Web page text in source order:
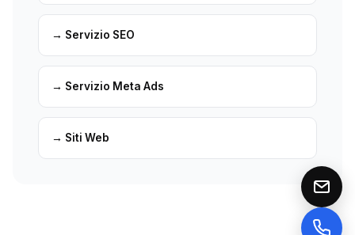
→ Servizio SEO
→ Servizio Meta Ads
→ Siti Web